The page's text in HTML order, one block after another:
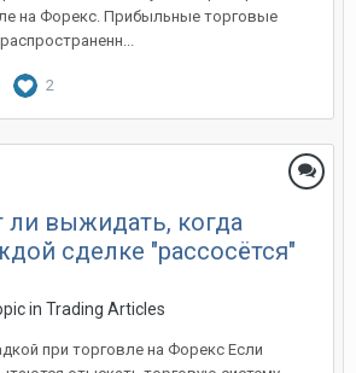
на Форекс. Прибыльные торговые
2
ли выжидать, когда
сделке "рассосётся"
in Trading Articles
при торговле на Форекс Если